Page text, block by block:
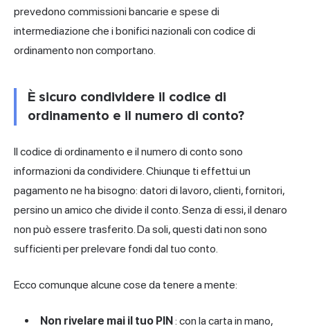
prevedono commissioni bancarie e spese di
intermediazione che i bonifici nazionali con codice di
ordinamento non comportano.
È sicuro condividere il codice di
ordinamento e il numero di conto?
Il codice di ordinamento e il numero di conto sono
informazioni da condividere. Chiunque ti effettui un
pagamento ne ha bisogno: datori di lavoro, clienti, fornitori,
persino un amico che divide il conto. Senza di essi, il denaro
non può essere trasferito. Da soli, questi dati non sono
sufficienti per prelevare fondi dal tuo conto.
Ecco comunque alcune cose da tenere a mente:
Non rivelare mai il tuo PIN : con la carta in mano,